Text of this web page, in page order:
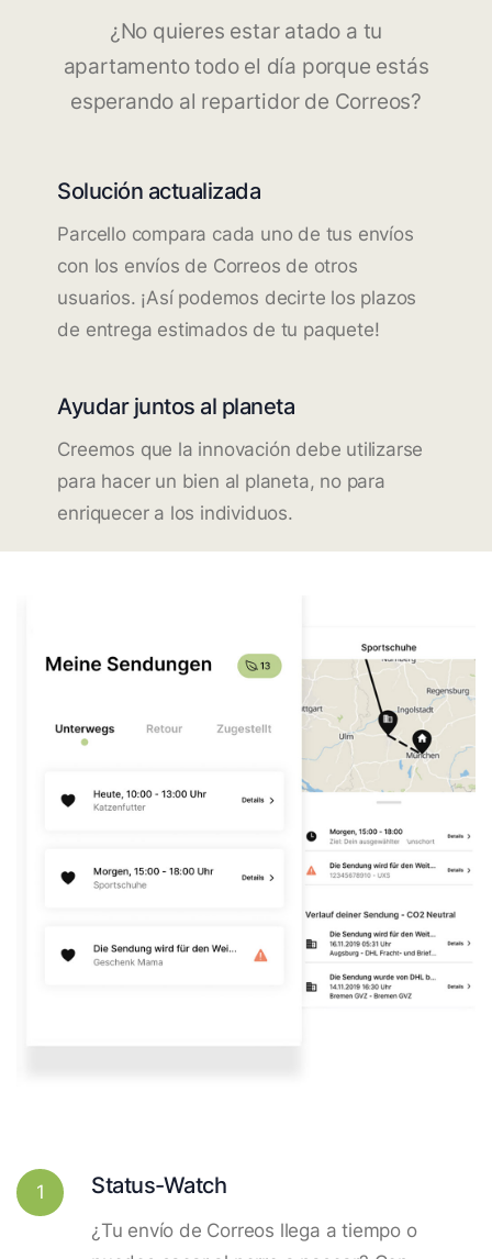
¿No quieres estar atado a tu
apartamento todo el día porque estás
esperando al repartidor de Correos?
Solución actualizada
Parcello compara cada uno de tus envíos
con los envíos de Correos de otros
usuarios. ¡Así podemos decirte los plazos
de entrega estimados de tu paquete!
Ayudar juntos al planeta
Creemos que la innovación debe utilizarse
para hacer un bien al planeta, no para
enriquecer a los individuos.
1 Status-Watch
¿Tu envío de Correos llega a tiempo o